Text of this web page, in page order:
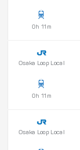
0h 11m
Osaka Loop Local
0h 11m
Osaka Loop Local